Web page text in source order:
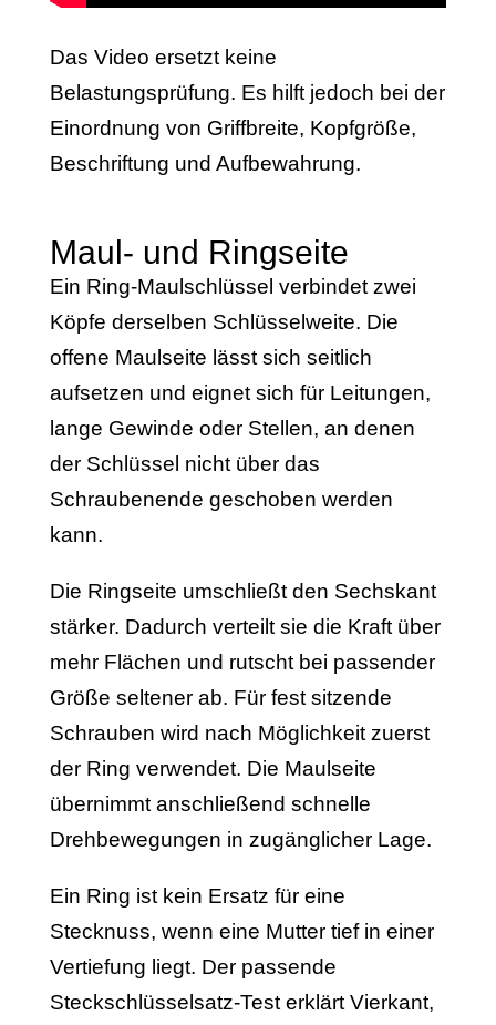
Das Video ersetzt keine
Belastungsprüfung. Es hilft jedoch bei der
Einordnung von Griffbreite, Kopfgröße,
Beschriftung und Aufbewahrung.
Maul- und Ringseite
Ein Ring-Maulschlüssel verbindet zwei
Köpfe derselben Schlüsselweite. Die
offene Maulseite lässt sich seitlich
aufsetzen und eignet sich für Leitungen,
lange Gewinde oder Stellen, an denen
der Schlüssel nicht über das
Schraubenende geschoben werden
kann.
Die Ringseite umschließt den Sechskant
stärker. Dadurch verteilt sie die Kraft über
mehr Flächen und rutscht bei passender
Größe seltener ab. Für fest sitzende
Schrauben wird nach Möglichkeit zuerst
der Ring verwendet. Die Maulseite
übernimmt anschließend schnelle
Drehbewegungen in zugänglicher Lage.
Ein Ring ist kein Ersatz für eine
Stecknuss, wenn eine Mutter tief in einer
Vertiefung liegt. Der passende
Steckschlüsselsatz-Test erklärt Vierkant,